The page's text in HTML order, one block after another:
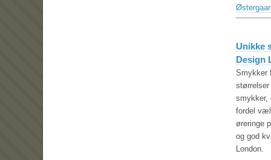
Unikke
Design
Smykker
smykker,
fordel
øreringe
og god
London.